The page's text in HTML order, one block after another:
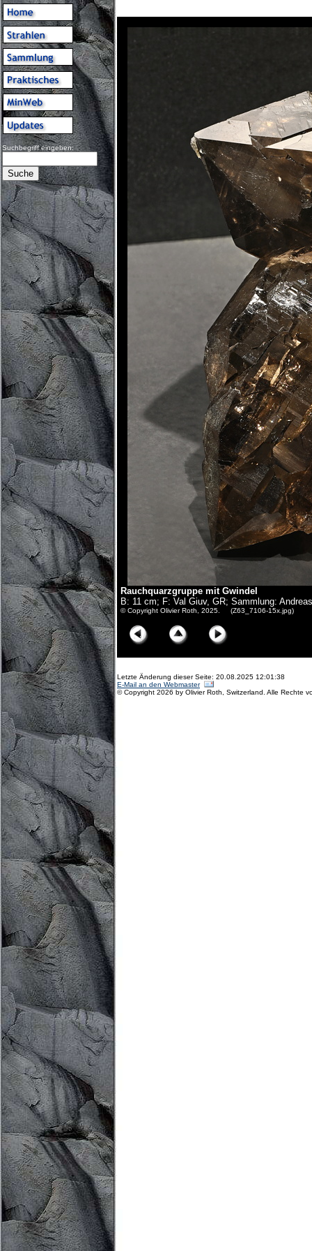
Suchbegriff eingeben:
Rauchquarzgruppe mit Gwindel
B: 11 cm; F: Val Giuv, GR; Sammlung:
© Copyright Olivier Roth, 2025. (Z63_7106-15x.jpg)
Letzte Änderung dieser Seite: 20.08.2025 12:01:38
E-Mail an den Webmaster
© Copyright 2026 by Olivier Roth, Switzerland. Alle Rechte